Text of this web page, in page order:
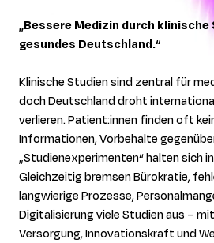
„Bessere Medizin durch klinische
gesundes Deutschland.“
Klinische Studien sind zentral für
doch Deutschland droht
verlieren. Patient:innen finden oft
Informationen, Vorbehalte
„Studienexperimenten“ halten sich
Gleichzeitig bremsen Bürokratie,
langwierige Prozesse,
Digitalisierung viele Studien aus –
Versorgung, Innovationskraft und